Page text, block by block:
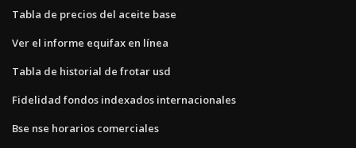
Tabla de precios del aceite base
Ver el informe equifax en línea
Tabla de historial de frotar usd
Fidelidad fondos indexados internacionales
Bse nse horarios comerciales